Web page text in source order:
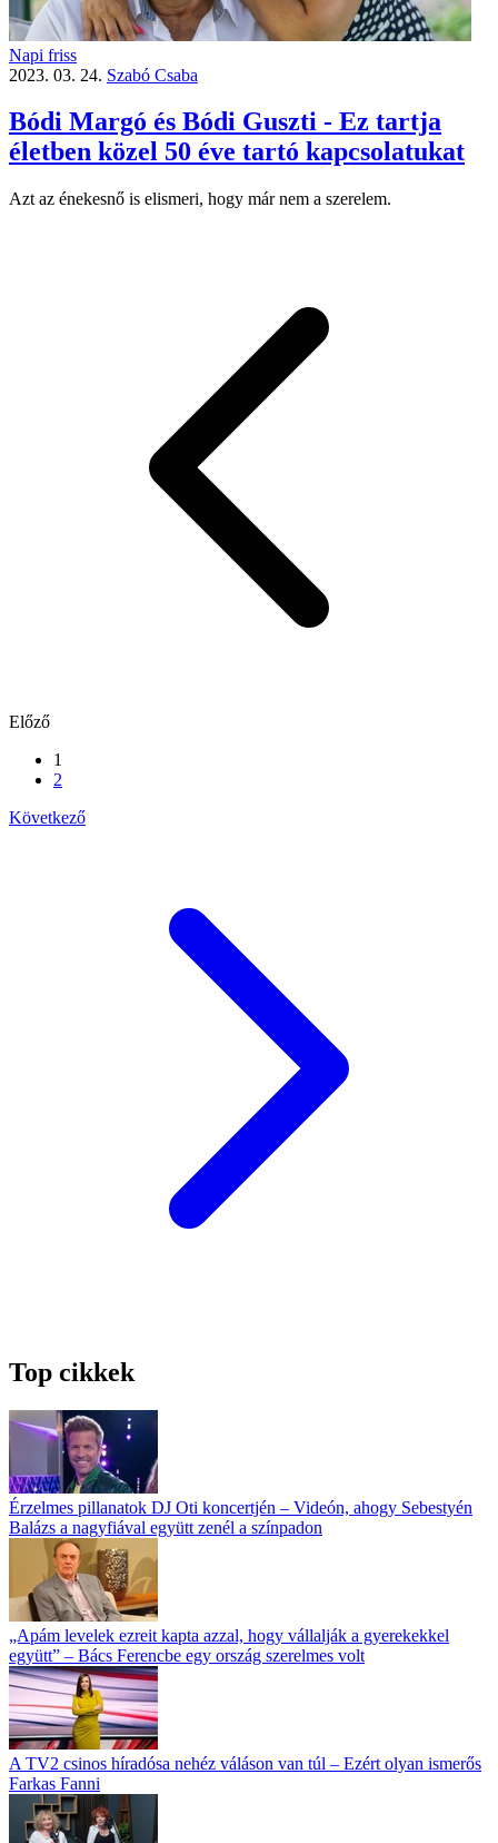
Napi friss
2023. 03. 24. Szabó Csaba
Bódi Margó és Bódi Guszti - Ez tartja
életben közel 50 éve tartó kapcsolatukat
Azt az énekesnő is elismeri, hogy már nem a szerelem.
Előző
1
2
Következő
Top cikkek
Érzelmes pillanatok DJ Oti koncertjén – Videón, ahogy Sebestyén
Balázs a nagyfiával együtt zenél a színpadon
„Apám levelek ezreit kapta azzal, hogy vállalják a gyerekekkel
együtt” – Bács Ferencbe egy ország szerelmes volt
A TV2 csinos híradósa nehéz váláson van túl – Ezért olyan ismerős
Farkas Fanni